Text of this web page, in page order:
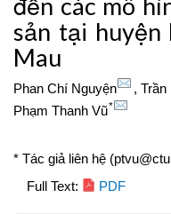
đến các mô
sản tại huyện
Mau
Phan Chí Nguyện , Trần
Phạm Thanh Vũ*
* Tác giả liên hệ
Article
Full Text: PDF